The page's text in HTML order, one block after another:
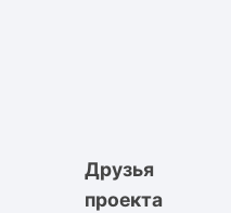
Друзья
проекта